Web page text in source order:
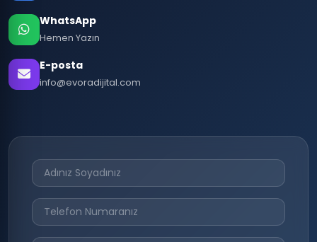
WhatsApp
Hemen Yazın
E-posta
info@evoradijital.com